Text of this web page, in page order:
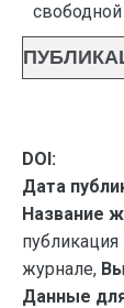
свободной
DOI:
Дата
Название
журнале,
Данные